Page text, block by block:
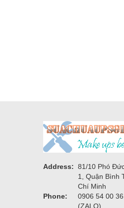
Address: 81/10 Phó
1, Quận Bình
Chí Minh
Phone:
0906 54 00
(ZALO)